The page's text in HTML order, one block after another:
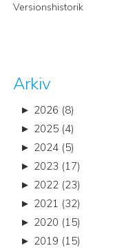
Versionshistorik
Arkiv
► 2026 (8)
► 2025 (4)
► 2024 (5)
► 2023 (17)
► 2022 (23)
► 2021 (32)
► 2020 (15)
► 2019 (15)